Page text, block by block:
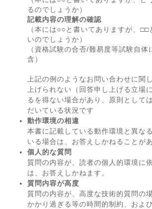
るのでしょうか）
記載内容の理解の確認
（本には○○と書いてありますが、□□
いのでしょうか）
（資格試験の合否/難易度等試験自体
含）
上記の例のようなお問い合わせに関
上げられない（回答申し上げる立場
るを得ない場合があり、原則として
だいている状況です
動作環境の相違
本書に記載している動作環境と異な
いる場合は、お答えしかねることが
個人的な質問
質問の内容が、読者の個人的環境に
は、お答えしかねます。
質問内容が高度
質問の内容が、高度な技術的質問の
かかり過ぎる等の時間的制約、およ